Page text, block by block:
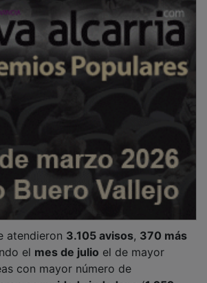
elmes de julio el de mayor
con mayor número de
seguridad ciudadana